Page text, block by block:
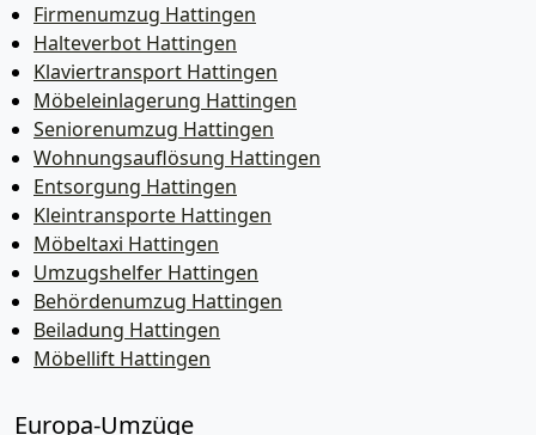
Firmenumzug Hattingen
Halteverbot Hattingen
Klaviertransport Hattingen
Möbeleinlagerung Hattingen
Seniorenumzug Hattingen
Wohnungsauflösung Hattingen
Entsorgung Hattingen
Kleintransporte Hattingen
Möbeltaxi Hattingen
Umzugshelfer Hattingen
Behördenumzug Hattingen
Beiladung Hattingen
Möbellift Hattingen
Europa-Umzüge